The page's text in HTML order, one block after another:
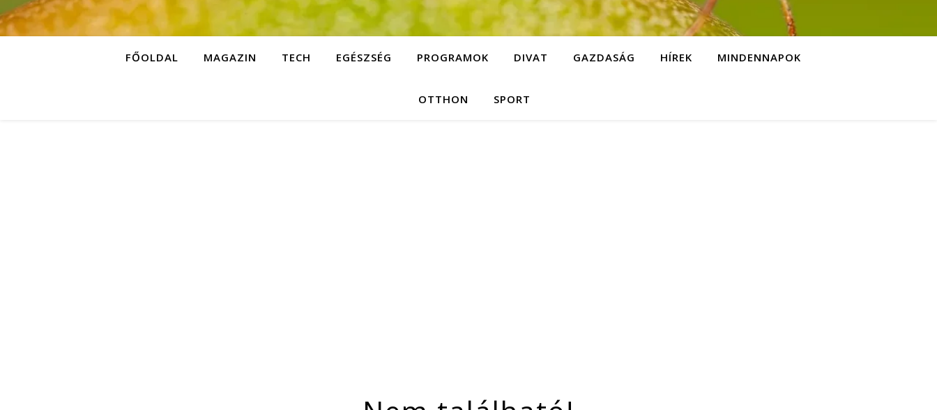
FŐOLDAL MAGAZIN TECH EGÉSZSÉG PROGRAMOK DIVAT GAZDASÁG HÍREK MINDENNAPOK
OTTHON SPORT